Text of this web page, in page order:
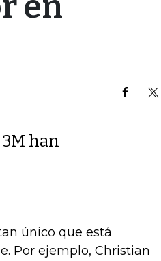
han
único que está
Por ejemplo, Christian